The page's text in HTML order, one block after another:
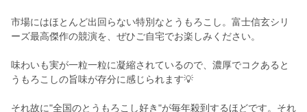
市場にはほとんど出回らない特別なとうもろこし。富士信玄シリ
ーズ最高傑作の競演を、ぜひご自宅でお楽しみください。
味わいも実が一粒一粒に凝縮されているので、濃厚でコクあると
うもろこしの旨味が存分に感じられます💡
それ故に"全国のとうもろこし好き"が毎年殺到するほどです。それ